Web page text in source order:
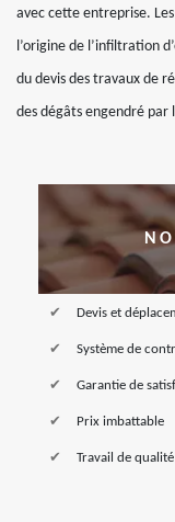
avec cette entreprise.
l’origine de l’infiltration
du devis des travaux de
des dégâts engendré par
Devis et
Système de
Garantie de
Prix imbattable
Travail de qualité